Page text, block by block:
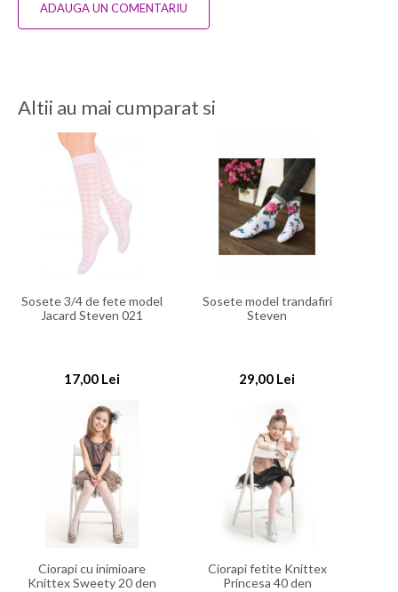
ADAUGA UN COMENTARIU
Altii au mai cumparat si
Sosete 3/4 de fete model
Jacard Steven 021
17,00 Lei
Sosete model trandafiri
Steven
29,00 Lei
Ciorapi cu inimioare
Knittex Sweety 20 den
Ciorapi fetite Knittex
Princesa 40 den